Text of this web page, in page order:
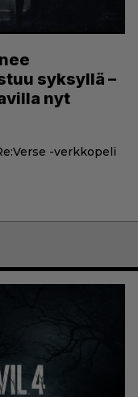
syksyllä –
nyt
-verkkopeli